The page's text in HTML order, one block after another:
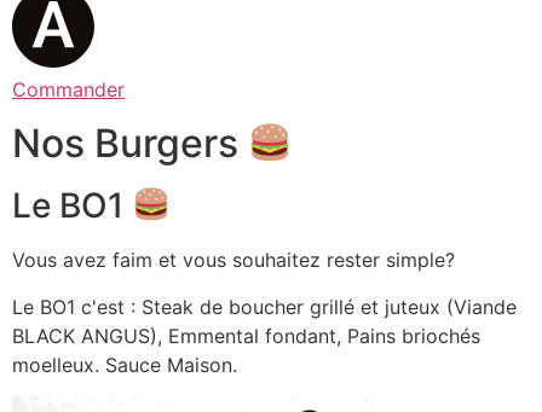
Commander
Nos Burgers
Le BO1
Vous avez faim et vous souhaitez rester simple?
Le BO1 c'est : Steak de boucher grillé et juteux (Viande
BLACK ANGUS), Emmental fondant, Pains briochés
moelleux. Sauce Maison.